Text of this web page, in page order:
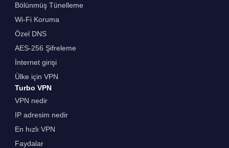
Bölünmüş Tünelleme
Wi-Fi Koruma
Özel DNS
AES-256 Şifreleme
İnternet girişi
Ülke için VPN
Turbo VPN
VPN nedir
IP adresim nedir
En hızlı VPN
Faydalar